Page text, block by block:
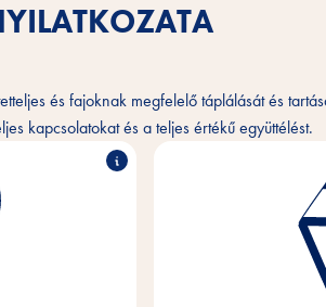
és fajoknak megfelelő táplálását és
kapcsolatokat és a teljes értékű együttélést.
iránti
gyártunk és
és az
Kiemelkedő
innovatív erő
Ezek az